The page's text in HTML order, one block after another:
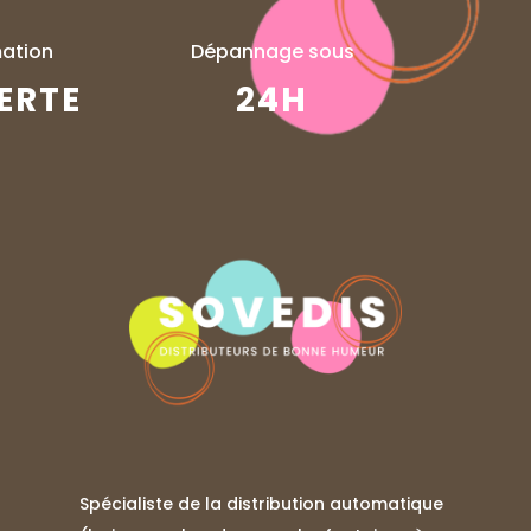
Dépannage sous
24H
Spécialiste de la distribution automatique